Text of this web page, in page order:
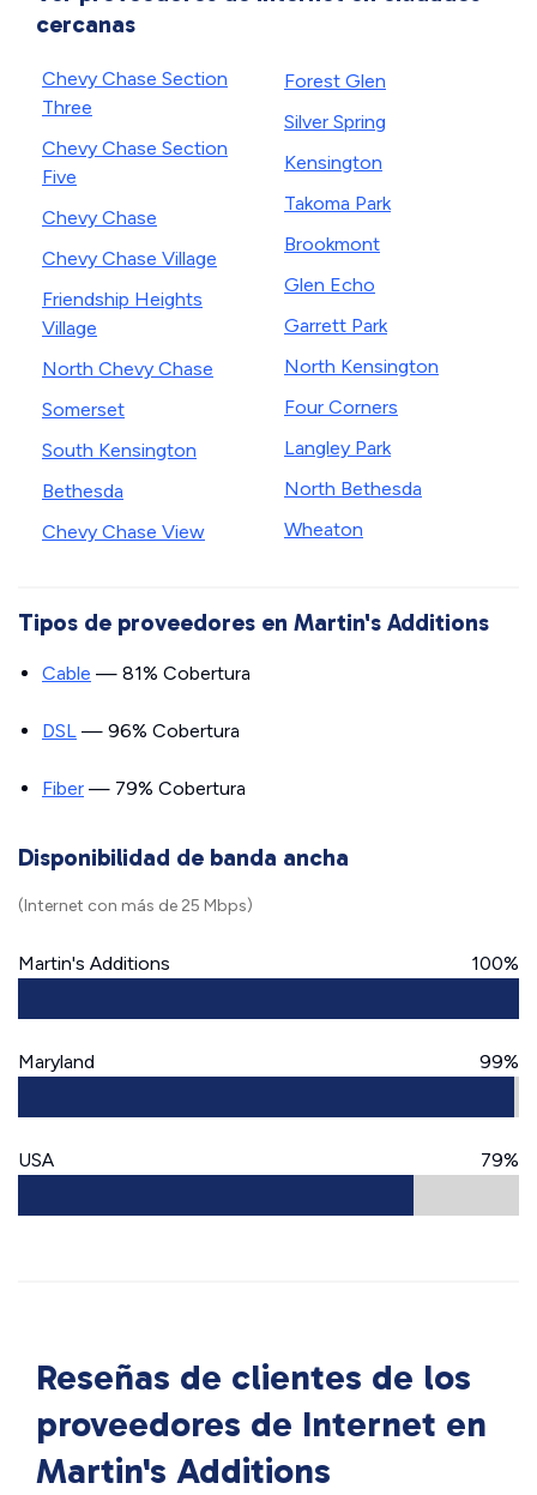
cercanas
Chevy Chase Section
Three
Chevy Chase Section
Five
Chevy Chase
Chevy Chase Village
Friendship Heights
Village
North Chevy Chase
Somerset
South Kensington
Bethesda
Chevy Chase View
Forest Glen
Silver Spring
Kensington
Takoma Park
Brookmont
Glen Echo
Garrett Park
North Kensington
Four Corners
Langley Park
North Bethesda
Wheaton
Tipos de proveedores en Martin's Additions
Cable — 81% Cobertura
DSL — 96% Cobertura
Fiber — 79% Cobertura
Disponibilidad de banda ancha
(Internet con más de 25 Mbps)
Martin's Additions 100%
Maryland 99%
USA 79%
Reseñas de clientes de los
proveedores de Internet en
Martin's Additions